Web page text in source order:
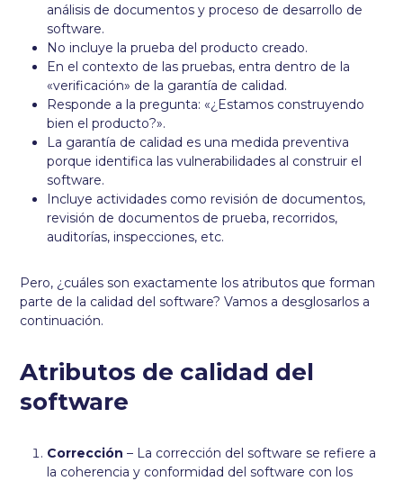
análisis de documentos y proceso de desarrollo de
software.
No incluye la prueba del producto creado.
En el contexto de las pruebas, entra dentro de la
«verificación» de la garantía de calidad.
Responde a la pregunta: «¿Estamos construyendo
bien el producto?».
La garantía de calidad es una medida preventiva
porque identifica las vulnerabilidades al construir el
software.
Incluye actividades como revisión de documentos,
revisión de documentos de prueba, recorridos,
auditorías, inspecciones, etc.
Pero, ¿cuáles son exactamente los atributos que forman
parte de la calidad del software? Vamos a desglosarlos a
continuación.
Atributos de calidad del
software
Corrección– La corrección del software se refiere a
la coherencia y conformidad del software con los